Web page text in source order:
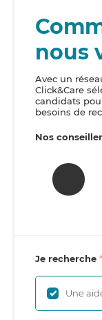
nous
Avec un
Click&Care
candidats
besoins de
Nos
Je recherche
Une